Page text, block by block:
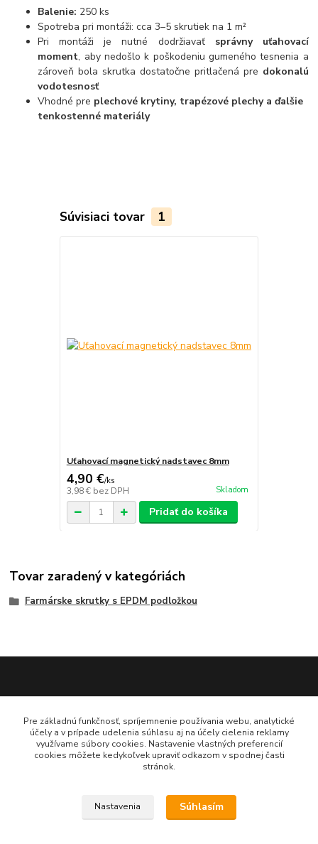
Balenie: 250 ks
Spotreba pri montáži: cca 3–5 skrutiek na 1 m²
Pri montáži je nutné dodržiavať správny uťahovací
moment, aby nedošlo k poškodeniu gumeného tesnenia a
zároveň bola skrutka dostatočne pritlačená pre dokonalú
vodotesnosť
Vhodné pre plechové krytiny, trapézové plechy a ďalšie
tenkostenné materiály
Súvisiaci tovar 1
Uťahovací magnetický nadstavec 8mm
4,90 €/ks
3,98 € bez DPH Skladom
Pridať do košíka
Tovar zaradený v kategóriách
Farmárske skrutky s EPDM podložkou
0948 484 313
Po-Pia 7:30-16:00 hod
doplnkykstrecham@gmail.com
Pre základnú funkčnosť, spríjemnenie používania webu, analytické
účely a v prípade udelenia súhlasu aj na účely cielenia reklamy
využívame súbory cookies. Nastavenie vlastných preferencií
cookies môžete kedykoľvek upraviť odkazom v spodnej časti
stránok.
Nastavenia Súhlasím